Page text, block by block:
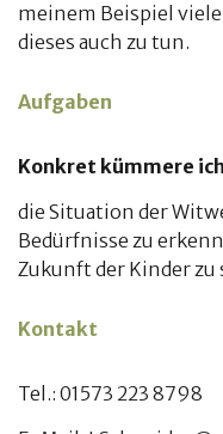
meinem Beispiel
dieses auch zu tun.
Konkret kümmere
die Situation der
Bedürfnisse zu
Zukunft der Kinder zu
Aufgaben
Tel.: 01573 223 8798
Kontakt